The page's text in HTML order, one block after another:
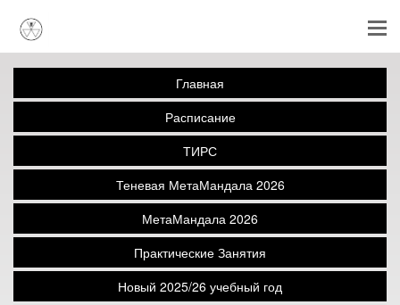
Главная
Расписание
ТИРС
Теневая МетаМандала 2026
МетаМандала 2026
Практические Занятия
Новый 2025/26 учебный год